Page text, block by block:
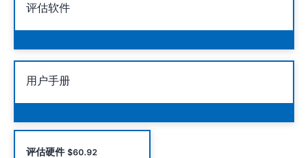
评估软件
用户手册
评估硬件 $60.92